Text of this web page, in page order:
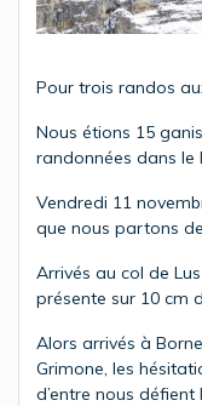
Pour trois randos
Nous étions 15
randonnées dans le
Vendredi 11
que nous partons
Arrivés au col de
présente sur 10 cm
Alors arrivés à
Grimone, les
d’entre nous